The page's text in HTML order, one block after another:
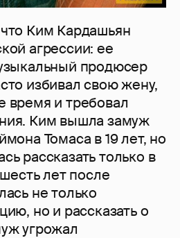
Ким Кардашьян
агрессии: ее
продюсер
избивал свою жену,
время и требовал
Ким вышла замуж
Томаса в 19 лет, но
рассказать только в
лет после
не только
но и рассказать о
угрожал